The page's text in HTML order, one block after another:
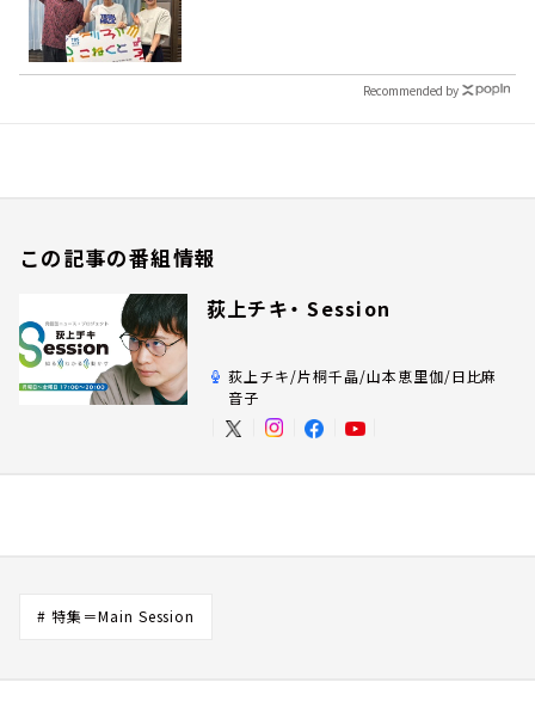
Recommended by
この記事の番組情報
荻上チキ・ Session
荻上チキ/片桐千晶/山本恵里伽/日比麻
音子
# 特集＝Main Session